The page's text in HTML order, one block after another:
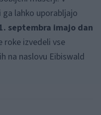
lahko uporabljajo
septembra imajo dan
roke izvedeli vse
na naslovu Eibiswald